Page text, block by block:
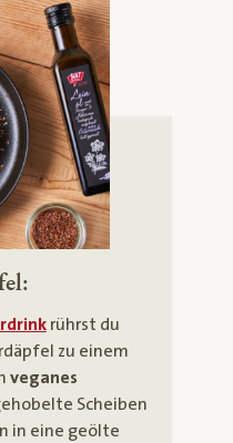
rührst du
zu einem
veganes
Scheiben
in eine geölte